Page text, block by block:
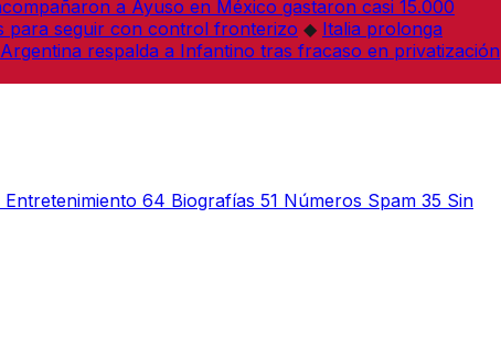
a Ayuso en México gastaron casi 15.000
para seguir con control fronterizo ◆ Italia prolonga
Argentina respalda a Infantino tras fracaso en privatización
Entretenimiento 64 Biografías 51 Números Spam 35 Sin